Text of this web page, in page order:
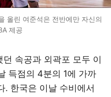
올린 여준석은 전반에만 자신의
제공
속공과 외곽포 모두 이
득점의 4분의 1에 가까
. 한국은 이날 수비에서